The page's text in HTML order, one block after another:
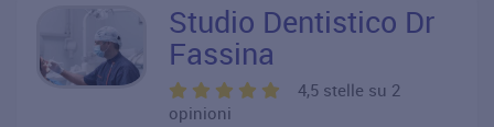
Studio Dentistico Dr
Fassina
4,5 stelle su 2
opinioni